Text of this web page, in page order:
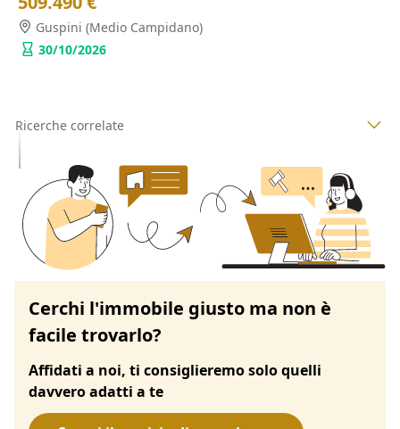
Guspini (Medio Campidano)
30/10/2026
Ricerche correlate
Cerchi l'immobile giusto ma non è
facile trovarlo?
Affidati a noi, ti consiglieremo solo quelli
davvero adatti a te